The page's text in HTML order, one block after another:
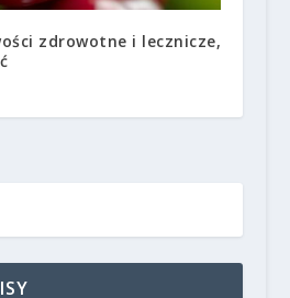
zdrowotne i lecznicze,